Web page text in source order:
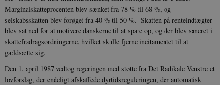
Marginalskatteprocenten blev sænket fra 78 % til 68 %, og
selskabsskatten blev forøget fra 40 % til 50 %. Skatten på renteindtægter
blev sat ned for at motivere danskerne til at spare op, og der blev saneret i
skattefradragsordningerne, hvilket skulle fjerne incitamentet til at
gældsætte sig.
Den 1. april 1987 vedtog regeringen med støtte fra Det Radikale Venstre et
lovforslag, der endeligt afskaffede dyrtidsreguleringen, der automatisk